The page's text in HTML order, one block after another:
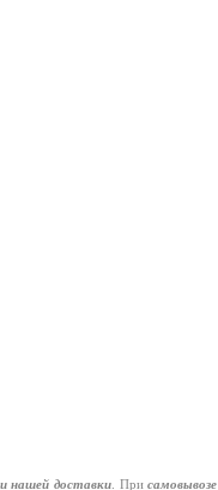
нашей доставки. Присамовывозе